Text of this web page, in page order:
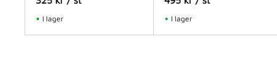
I lager I lager